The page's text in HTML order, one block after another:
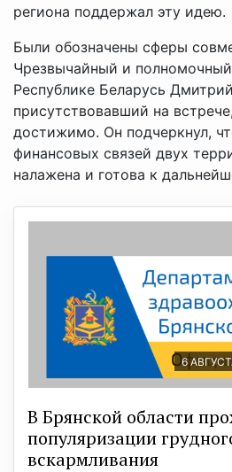
региона поддержал эту идею.
Были обозначены сферы
Чрезвычайный и
Республике Беларусь
присутствовавший на
достижимо. Он подчеркнул,
финансовых связей двух
налажена и готова к
6
В Брянской области
популяризации
вскармливания